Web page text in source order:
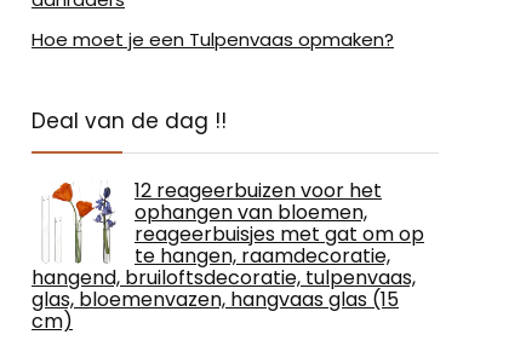
Hoe moet je een Tulpenvaas opmaken?
Deal van de dag !!
12 reageerbuizen voor het
ophangen van bloemen,
reageerbuisjes met gat om op
te hangen, raamdecoratie,
hangend, bruiloftsdecoratie, tulpenvaas,
glas, bloemenvazen, hangvaas glas (15
cm)